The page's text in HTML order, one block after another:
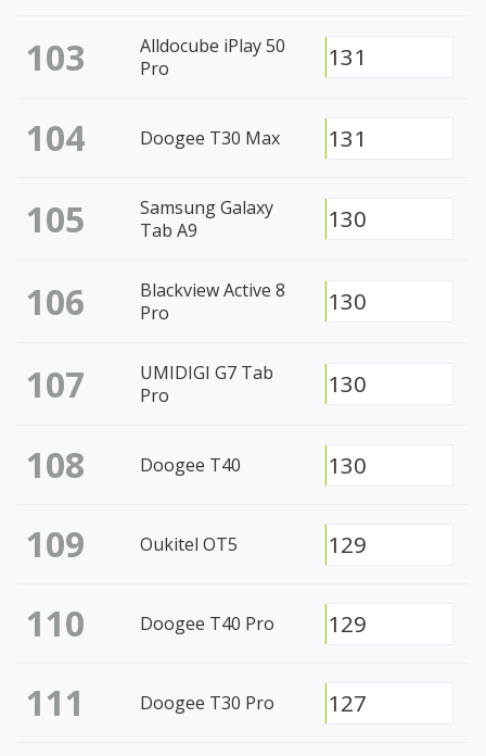
103
Alldocube iPlay 50
Pro
131
104 Doogee T30 Max 131
105
Samsung Galaxy
Tab A9
130
106
Blackview Active 8
Pro
130
107
UMIDIGI G7 Tab
Pro
130
108 Doogee T40 130
109 Oukitel OT5 129
110 Doogee T40 Pro 129
111 Doogee T30 Pro 127